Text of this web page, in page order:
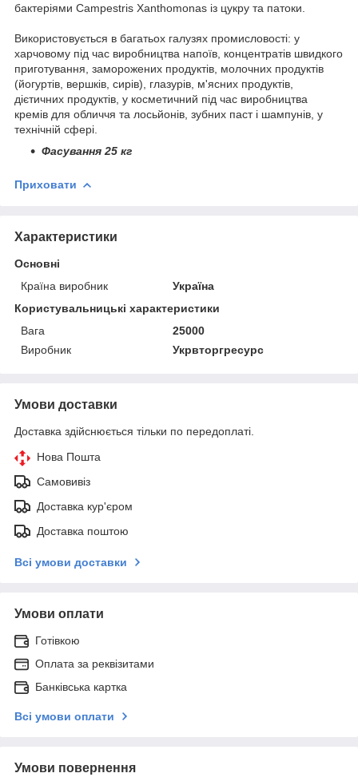
бактеріями Campestris Xanthomonas із цукру та патоки.
Використовується в багатьох галузях промисловості: у
харчовому під час виробництва напоїв, концентратів швидкого
приготування, заморожених продуктів, молочних продуктів
(йогуртів, вершків, сирів), глазурів, м'ясних продуктів,
дієтичних продуктів, у косметичний під час виробництва
кремів для обличчя та лосьйонів, зубних паст і шампунів, у
технічній сфері.
Фасування 25 кг
Приховати
Характеристики
Основні
Країна виробник
Україна
Користувальницькі характеристики
Вага
25000
Виробник
Укрвторгресурс
Умови доставки
Доставка здійснюється тільки по передоплаті.
Нова Пошта
Самовивіз
Доставка кур'єром
Доставка поштою
Всі умови доставки
Умови оплати
Готівкою
Оплата за реквізитами
Банківська картка
Всі умови оплати
Умови повернення